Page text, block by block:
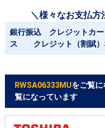
＼様々なお支払方
銀行振込 クレジットカ
ス クレジット（割賦）
RWSA06333MUをご覧
覧になっています